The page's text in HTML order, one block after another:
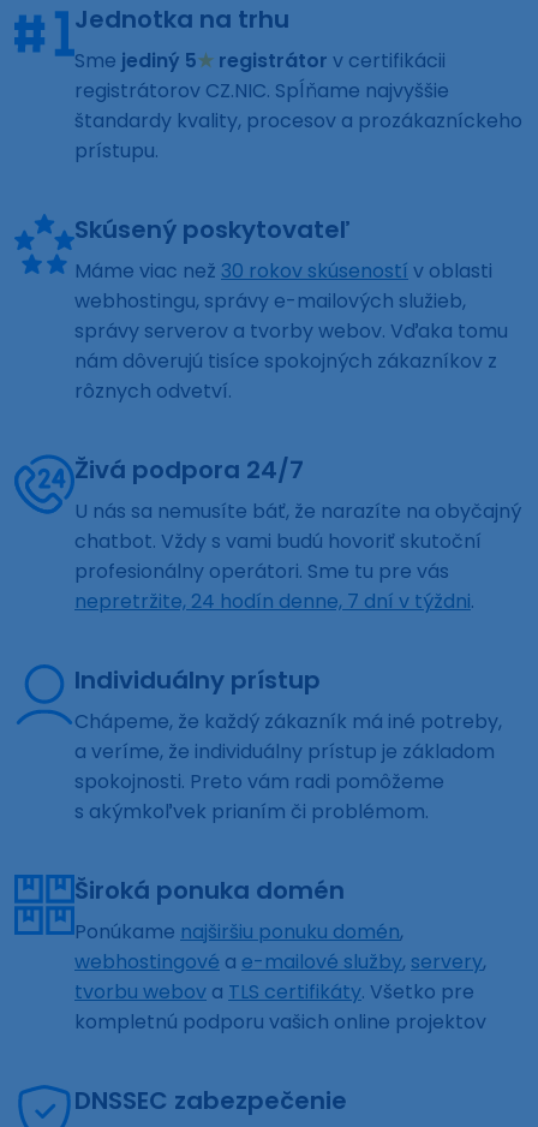
Jednotka na trhu
Sme jediný 5★ registrátor v certifikácii
registrátorov CZ.NIC. Spĺňame najvyššie
štandardy kvality, procesov a prozákazníckeho
prístupu.
Skúsený poskytovateľ
Máme viac než 30 rokov skúseností v oblasti
webhostingu, správy e-mailových služieb,
správy serverov a tvorby webov. Vďaka tomu
nám dôverujú tisíce spokojných zákazníkov z
rôznych odvetví.
Živá podpora 24/7
U nás sa nemusíte báť, že narazíte na obyčajný
chatbot. Vždy s vami budú hovoriť skutoční
profesionálny operátori. Sme tu pre vás
nepretržite, 24 hodín denne, 7 dní v týždni.
Individuálny prístup
Chápeme, že každý zákazník má iné potreby,
a veríme, že individuálny prístup je základom
spokojnosti. Preto vám radi pomôžeme
s akýmkoľvek prianím či problémom.
Široká ponuka domén
Ponúkame najširšiu ponuku domén,
webhostingové a e-mailové služby, servery,
tvorbu webov a TLS certifikáty. Všetko pre
kompletnú podporu vašich online projektov
DNSSEC zabezpečenie